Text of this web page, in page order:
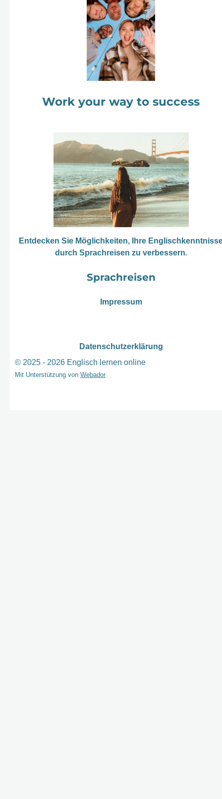
Work your way to success
Entdecken Sie Möglichkeiten, Ihre
durch Sprachreisen zu verbessern.
Sprachreisen
Impressum
Datenschutzerklärung
© 2025 - 2026 Englisch lernen online
Mit Unterstützung von Webador